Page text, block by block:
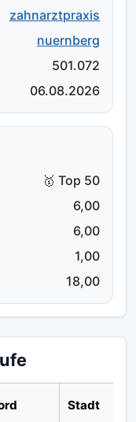
zahnarztpraxis
nuernberg
501.072
06.08.2026
🥇 Top 50
6,00
6,00
1,00
18,00
Stadt